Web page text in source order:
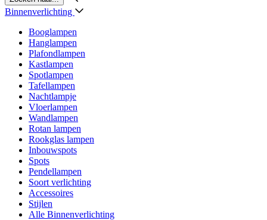
Binnenverlichting
Booglampen
Hanglampen
Plafondlampen
Kastlampen
Spotlampen
Tafellampen
Nachtlampje
Vloerlampen
Wandlampen
Rotan lampen
Rookglas lampen
Inbouwspots
Spots
Pendellampen
Soort verlichting
Accessoires
Stijlen
Alle Binnenverlichting